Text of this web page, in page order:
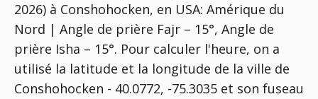
2026) à Conshohocken, en USA: Amérique du
Nord | Angle de prière Fajr – 15°, Angle de
prière Isha – 15°. Pour calculer l'heure, on a
utilisé la latitude et la longitude de la ville de
Conshohocken - 40.0772, -75.3035 et son fuseau